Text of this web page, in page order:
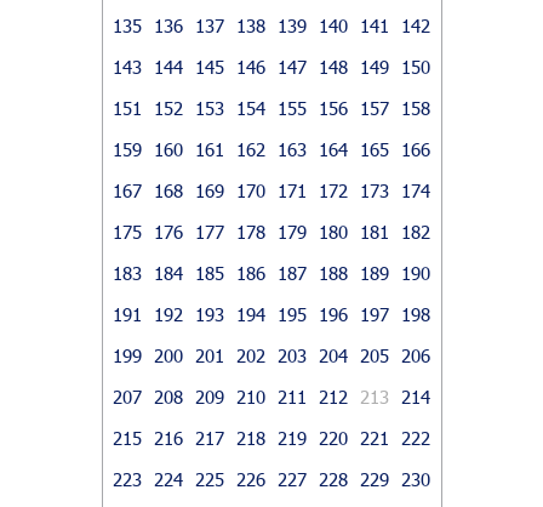
135
136 137 138 139 140 141
142
143
144 145 146 147 148 149
150
151
152 153 154 155 156 157
158
159
160 161 162 163 164 165
166
167
168 169 170 171 172 173
174
175
176 177 178 179 180 181
182
183
184 185 186 187 188 189
190
191
192 193 194 195 196 197
198
199
200 201 202 203 204 205
206
207
208 209 210 211 212 213
214
215
216 217 218 219 220 221
222
223
224 225 226 227 228 229
230